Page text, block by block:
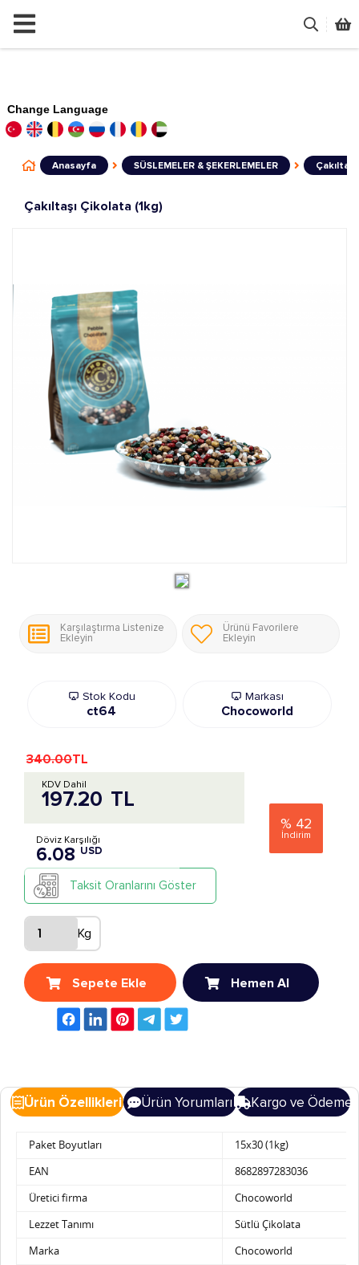
Change Language
Anasayfa SÜSLEMELER & ŞEKERLEMELER
Çakıltaşı Çikolata (1kg)
Karşılaştırma Listenize
Ekleyin
Ürünü Favorilere
Ekleyin
Stok Kodu
ct64
Markası
Chocoworld
% 42
İndirim
340.00TL
197.20 TL
KDV Dahil
Döviz Karşılığı
6.08 USD
Taksit Oranlarını Göster
Kg
Sepete Ekle Hemen Al
Ürün Özellikleri Ürün Yorumları Kargo ve Ödeme
Paket Boyutları
15x30 (1kg)
EAN
8682897283036
Üretici firma
Chocoworld
Lezzet Tanımı
Sütlü Çikolata
Marka
Chocoworld